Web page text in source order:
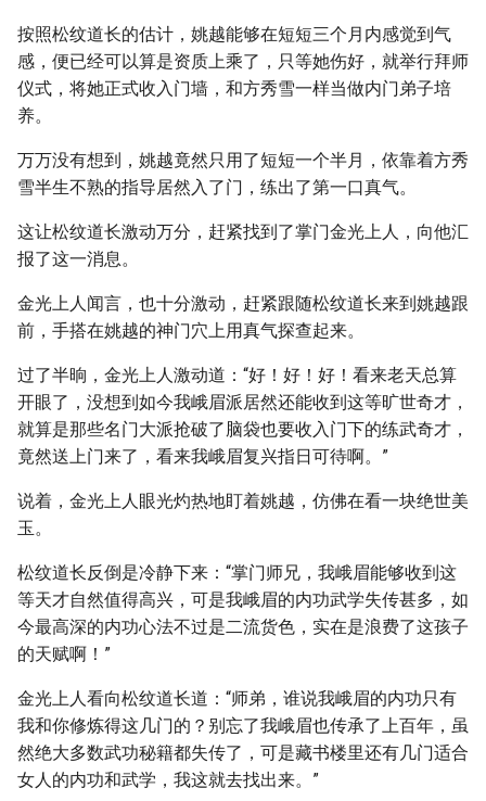
按照松纹道长的估计，姚越能够在短短三个月内感觉到气
感，便已经可以算是资质上乘了，只等她伤好，就举行拜师
仪式，将她正式收入门墙，和方秀雪一样当做内门弟子培
养。
万万没有想到，姚越竟然只用了短短一个半月，依靠着方秀
雪半生不熟的指导居然入了门，练出了第一口真气。
这让松纹道长激动万分，赶紧找到了掌门金光上人，向他汇
报了这一消息。
金光上人闻言，也十分激动，赶紧跟随松纹道长来到姚越跟
前，手搭在姚越的神门穴上用真气探查起来。
过了半晌，金光上人激动道：“好！好！好！看来老天总算
开眼了，没想到如今我峨眉派居然还能收到这等旷世奇才，
就算是那些名门大派抢破了脑袋也要收入门下的练武奇才，
竟然送上门来了，看来我峨眉复兴指日可待啊。”
说着，金光上人眼光灼热地盯着姚越，仿佛在看一块绝世美
玉。
松纹道长反倒是冷静下来：“掌门师兄，我峨眉能够收到这
等天才自然值得高兴，可是我峨眉的内功武学失传甚多，如
今最高深的内功心法不过是二流货色，实在是浪费了这孩子
的天赋啊！”
金光上人看向松纹道长道：“师弟，谁说我峨眉的内功只有
我和你修炼得这几门的？别忘了我峨眉也传承了上百年，虽
然绝大多数武功秘籍都失传了，可是藏书楼里还有几门适合
女人的内功和武学，我这就去找出来。”